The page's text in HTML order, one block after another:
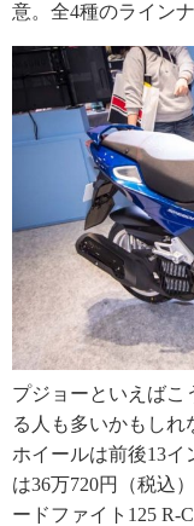
意。全4種のライン
プジョーといえばこ
る人も多いかもしれ
ホイールは前後13
は36万720円（税込
ードファイト125 R-